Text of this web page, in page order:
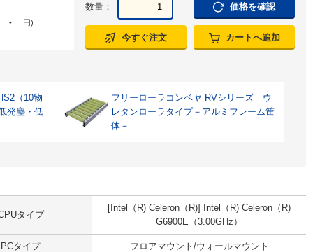
- 円)
数量： 価格を確認
今すぐ注文 カートへ追加
（10物
発塵・低
フリーローラコンベヤ RVシリーズ ウ
レタンローラタイプ－アルミフレーム筐
体－
タイプ
[Intel（R) Celeron（R)] Intel（R) Celeron（R)
G6900E（3.00GHz）
PCタイプ フロアマウント/ウォールマウント